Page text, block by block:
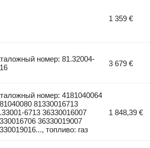
1 359 €
номер: 81.32004-
3 679 €
номер: 4181040064
81330016713
6713 36330016007
36330019007
топливо: газ
1 848,39 €